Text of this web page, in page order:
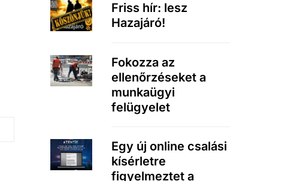
Friss hír: lesz
Hazajáró!
Fokozza az
ellenőrzéseket a
munkaügyi
felügyelet
Egy új online csalási
kísérletre
figyelmeztet a